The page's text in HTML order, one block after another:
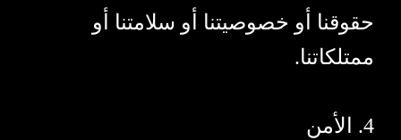
حقوقنا أو خصوصيتنا أو سلامتنا أو
ممتلكاتنا.
4. الأمن